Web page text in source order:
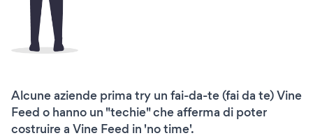
Alcune aziende prima try un fai-da-te (fai da te) Vine
Feed o hanno un "techie" che afferma di poter
costruire a Vine Feed in 'no time'.